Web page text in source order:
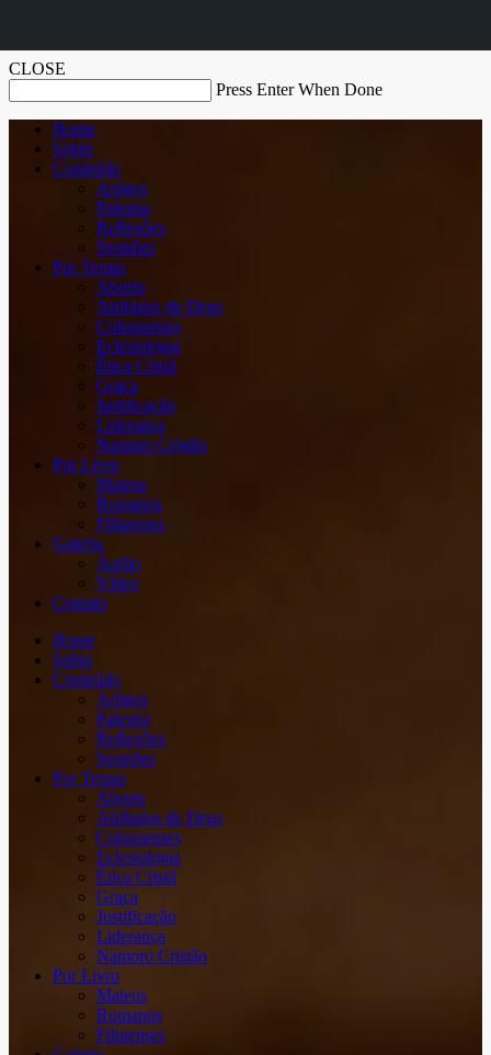
CLOSE
Press Enter When Done
Home
Sobre
Conteúdo
Artigos
Palestra
Reflexões
Sermões
Por Temas
Aborto
Atributos de Deus
Colossenses
Eclesiologia
Ética Cristã
Graça
Justificação
Liderança
Namoro Cristão
Por Livro
Mateus
Romanos
Filipenses
Galeria
Áudio
Vídeo
Contato
Home
Sobre
Conteúdo
Artigos
Palestra
Reflexões
Sermões
Por Temas
Aborto
Atributos de Deus
Colossenses
Eclesiologia
Ética Cristã
Graça
Justificação
Liderança
Namoro Cristão
Por Livro
Mateus
Romanos
Filipenses